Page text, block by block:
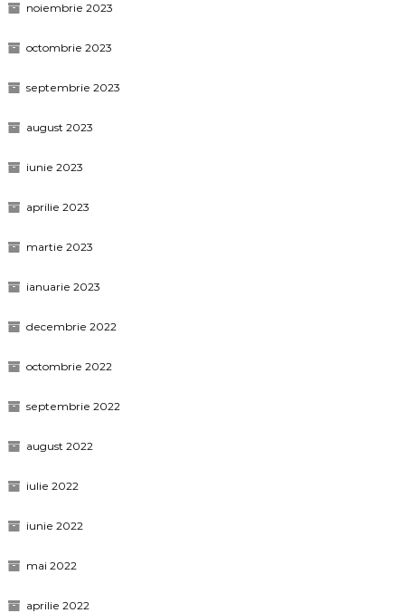
noiembrie 2023
octombrie 2023
septembrie 2023
august 2023
iunie 2023
aprilie 2023
martie 2023
ianuarie 2023
decembrie 2022
octombrie 2022
septembrie 2022
august 2022
iulie 2022
iunie 2022
mai 2022
aprilie 2022